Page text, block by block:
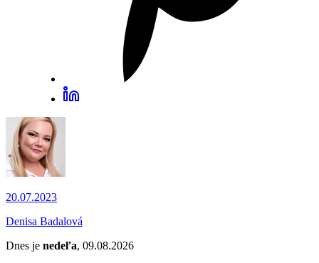
20.07.2023
Denisa Badalová
Dnes je nedeľa, 09.08.2026